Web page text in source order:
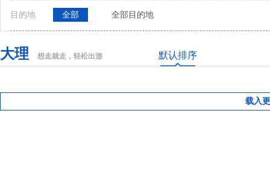
目的地 全部 全部目的地
大理 想走就走，轻松出游 默认排序
载入